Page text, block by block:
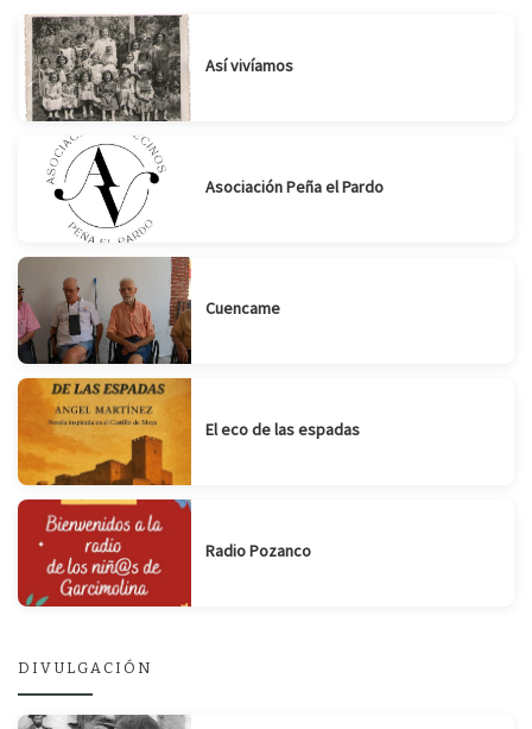
Así vivíamos
Asociación Peña el Pardo
Cuencame
El eco de las espadas
Radio Pozanco
DIVULGACIÓN